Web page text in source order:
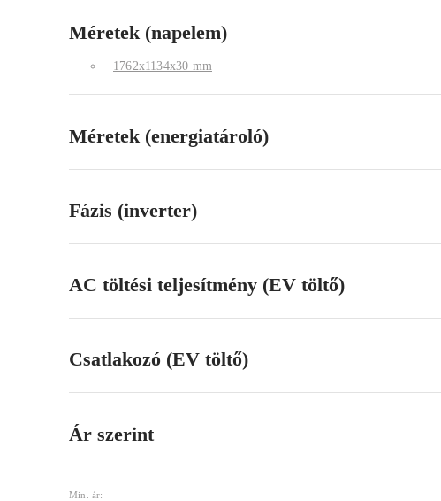
Méretek (napelem)
1762x1134x30 mm
Méretek (energiatároló)
Fázis (inverter)
AC töltési teljesítmény (EV töltő)
Csatlakozó (EV töltő)
Ár szerint
Min. ár: